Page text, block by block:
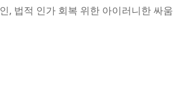
, 법적 인가 회복 위한 아이러니한 싸움